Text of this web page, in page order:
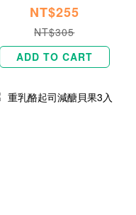
NT$255
NT$305
ADD TO CART